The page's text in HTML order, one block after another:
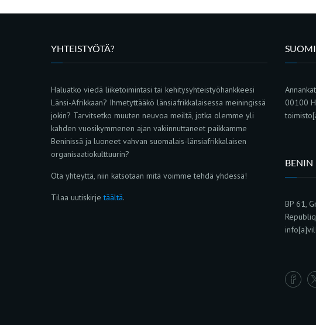
YHTEISTYÖTÄ?
Haluatko viedä liiketoimintasi tai kehitysyhteistyöhankkeesi
Länsi-Afrikkaan? Ihmetyttääkö länsiafrikkalaisessa meiningissä
jokin? Tarvitsetko muuten neuvoa meiltä, jotka olemme yli
kahden vuosikymmenen ajan vakiinnuttaneet paikkamme
Beninissä ja luoneet vahvan suomalais-länsiafrikkalaisen
organisaatiokulttuurin?
Ota yhteyttä, niin katsotaan mitä voimme tehdä yhdessä!
Tilaa uutiskirjetäältä.
SUOMI
00100
BENIN
BP 61,